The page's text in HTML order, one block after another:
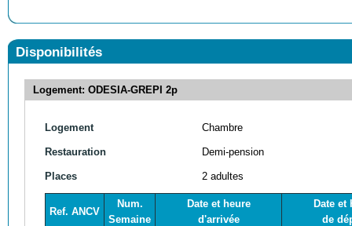
Disponibilités
Logement: ODESIA-GREPI 2p
Logement Chambre
Restauration Demi-pension
Places 2 adultes
Ref. ANCV
Num.
Semaine
Date et heure
d'arrivée
Date et
de